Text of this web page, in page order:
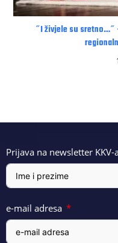
˝I živjele su sretno…˝
Prijava na newsletter KKV-
e-mail adresa